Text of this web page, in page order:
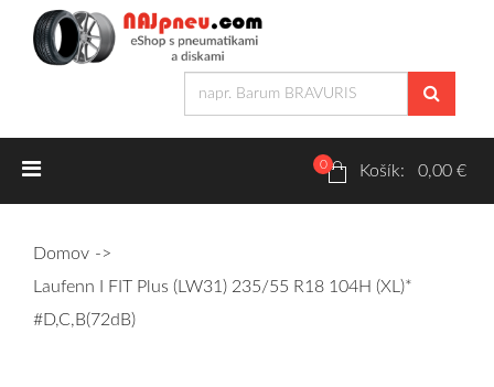
Letné pneumatiky
Dodávkové + malé úžitkové
0 Košík: 0,00 €
Domov
Laufenn I FIT Plus (LW31) 235/55 R18 104H (XL)*
#D,C,B(72dB)